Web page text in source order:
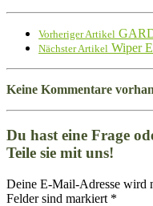
Vorheriger Artikel
Nächster Artikel Wiper
Keine Kommentare
Du hast eine Frage
Teile sie mit uns!
Deine E-Mail-Adresse wird
Felder sind markiert *